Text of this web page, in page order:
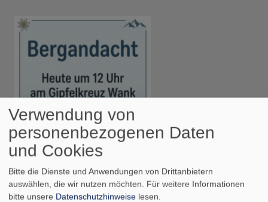
Verwendung von
personenbezogenen Daten
und Cookies
Bitte die Dienste und Anwendungen von Drittanbietern
auswählen, die wir nutzen möchten. Für weitere Informationen
bitte unsere Datenschutzhinweise lesen.